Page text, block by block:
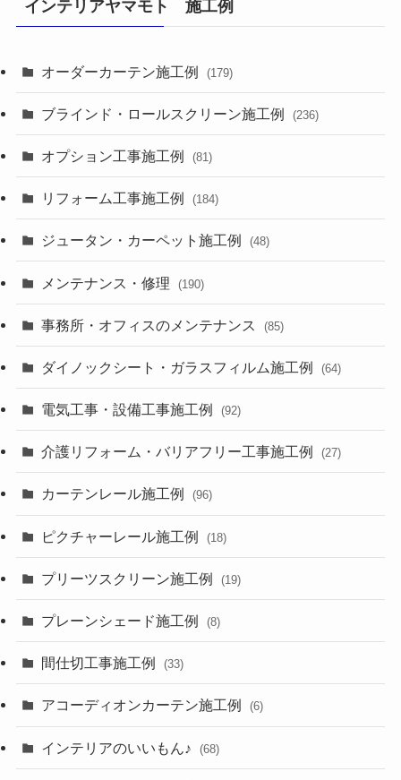
インテリアヤマモト 施工例
オーダーカーテン施工例 (179)
ブラインド・ロールスクリーン施工例 (236)
オプション工事施工例 (81)
リフォーム工事施工例 (184)
ジュータン・カーペット施工例 (48)
メンテナンス・修理 (190)
事務所・オフィスのメンテナンス (85)
ダイノックシート・ガラスフィルム施工例 (64)
電気工事・設備工事施工例 (92)
介護リフォーム・バリアフリー工事施工例 (27)
カーテンレール施工例 (96)
ピクチャーレール施工例 (18)
プリーツスクリーン施工例 (19)
プレーンシェード施工例 (8)
間仕切工事施工例 (33)
アコーディオンカーテン施工例 (6)
インテリアのいいもん♪ (68)